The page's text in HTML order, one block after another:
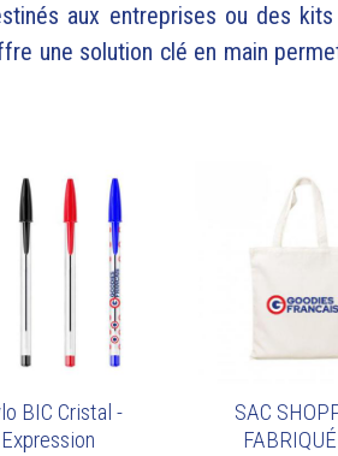
aux entreprises ou des
une solution clé en main
BIC Cristal -
Expression
SAC